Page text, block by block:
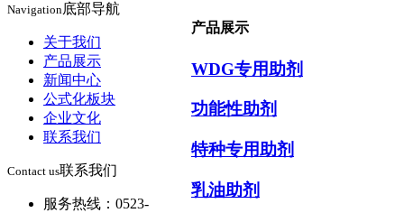
产品展示
WDG专用助剂
功能性助剂
特种专用助剂
乳油助剂
Navigation底部导航
关于我们
产品展示
新闻中心
公式化板块
企业文化
联系我们
Contact us联系我们
服务热线：0523-